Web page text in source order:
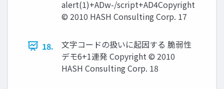
alert(1)+ADw-/script+AD4Copyright
© 2010 HASH Consulting Corp. 17
18.
文字コードの扱いに起因する 脆弱性
デモ6+1連発 Copyright © 2010
HASH Consulting Corp. 18